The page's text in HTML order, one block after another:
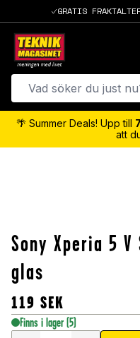
GRATIS
🌴 Summer Deals! Upp till
att
Sony Xperia 5
glas
119 SEK
Finns i lager (5)